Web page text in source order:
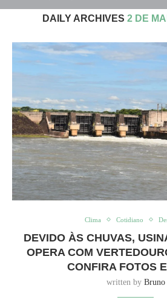
DAILY ARCHIVES 2 DE
Clima Cotidiano
DEVIDO ÀS CHUVAS,
OPERA COM
CONFIRA FOTOS
written by Bruno